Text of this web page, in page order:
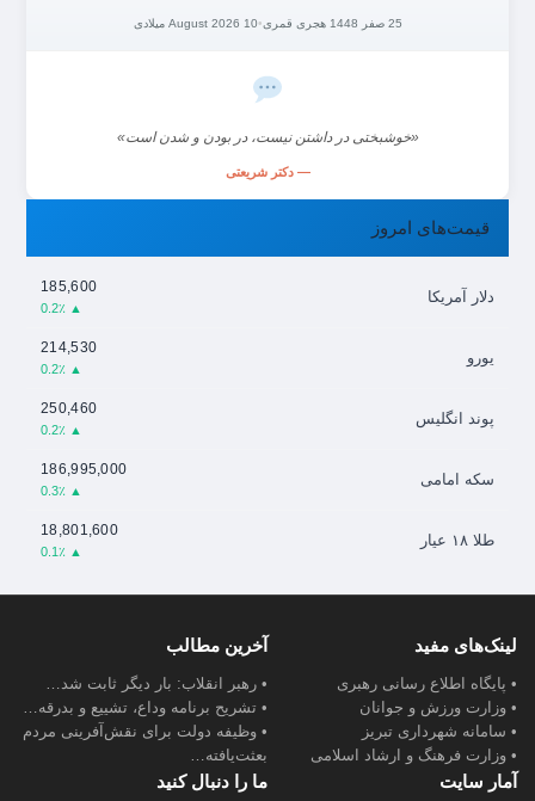
25 صفر 1448 هجری قمری •10 August 2026 میلادی
«خوشبختی در داشتن نیست، در بودن و شدن است»
— دکتر شریعتی
قیمت‌های امروز
دلار آمریکا
185,600
▲ 0.2٪
یورو
214,530
▲ 0.2٪
پوند انگلیس
250,460
▲ 0.2٪
سکه امامی
186,995,000
▲ 0.3٪
طلا ۱۸ عیار
18,801,600
▲ 0.1٪
لینک‌های مفید
• پایگاه اطلاع رسانی رهبری
• وزارت ورزش و جوانان
• سامانه شهرداری تبریز
• وزارت فرهنگ و ارشاد اسلامی
آخرین مطالب
• رهبر انقلاب: بار دیگر ثابت شد…
• تشریح برنامه وداع، تشییع و بدرقه…
• وظیفه دولت برای نقش‌آفرینی مردم
بعثت‌یافته…
آمار سایت ما را دنبال کنید